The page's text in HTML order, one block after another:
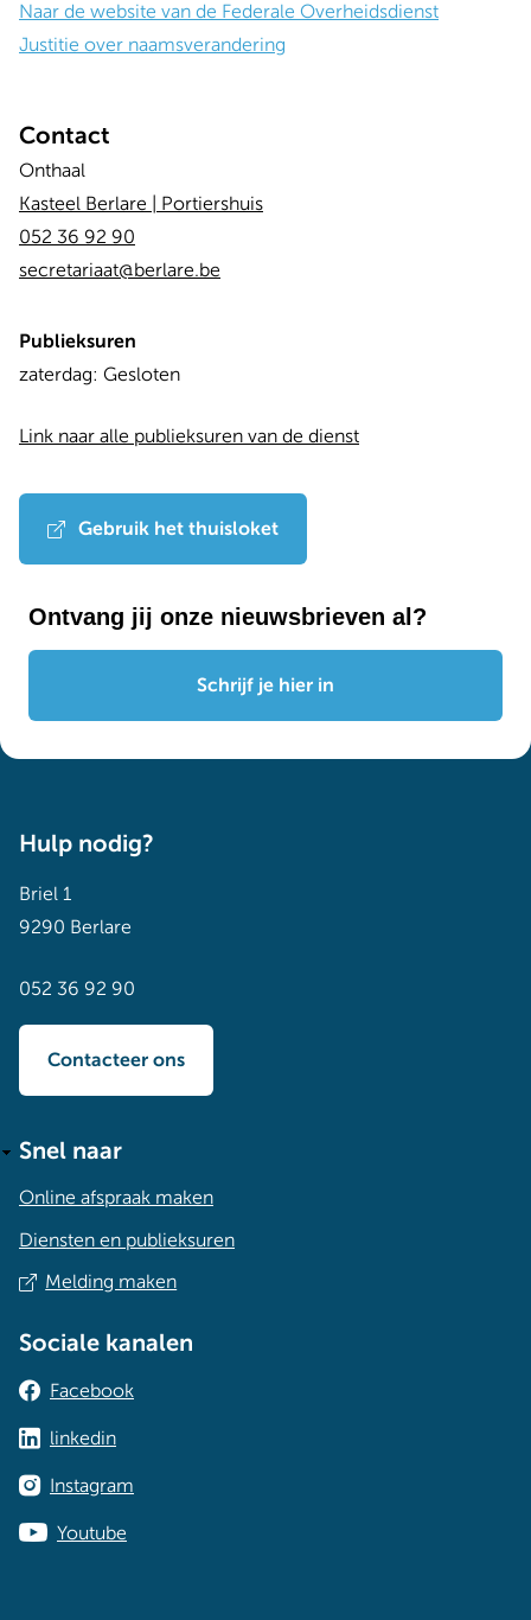
Naar de website van de Federale Overheidsdienst
Justitie over naamsverandering
Contact
Onthaal
Kasteel Berlare | Portiershuis
052 36 92 90
secretariaat@berlare.be
Publieksuren
Dag
Time
zaterdag: Gesloten
Link naar alle publieksuren van de dienst
Gebruik het thuisloket
Ontvang jij onze nieuwsbrieven al?
Schrijf je hier in
Hulp nodig?
Briel 1
9290 Berlare
052 36 92 90
Contacteer ons
Snel naar
Online afspraak maken
Diensten en publieksuren
Melding maken
Sociale kanalen
Facebook
linkedin
Instagram
Youtube